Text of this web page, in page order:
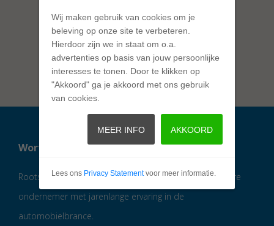
Wortelboer Auto's
Rootsautoservice.nl is een initiatief van een betrouwbare
ondernemer met jarenlange ervaring in de
automobielbrance.
Wij maken gebruik van cookies om je
beleving op onze site te verbeteren.
Hierdoor zijn we in staat om o.a.
advertenties op basis van jouw persoonlijke
interesses te tonen. Door te klikken op
"Akkoord" ga je akkoord met ons gebruik
van cookies.
AKKOORD
MEER INFO
Lees ons Privacy Statementvoor meer informatie.